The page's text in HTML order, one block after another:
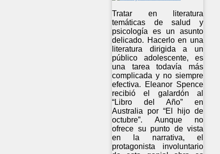
Tratar en literatura
temáticas de salud y
psicología es un asunto
delicado. Hacerlo en una
literatura dirigida a un
público adolescente, es
una tarea todavía más
complicada y no siempre
efectiva. Eleanor Spence
recibió el galardón al
“Libro del Año” en
Australia por “El hijo de
octubre”. Aunque no
ofrece su punto de vista
en la narrativa, el
protagonista involuntario